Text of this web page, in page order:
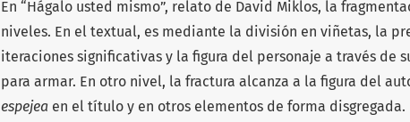
En “Hágalo usted mismo”, relato de David Miklos, la
niveles. En el textual, es mediante la división en viñetas, la
iteraciones significativas y la figura del personaje a través de
para armar. En otro nivel, la fractura alcanza a la figura del
espejea en el título y en otros elementos de forma disgregada.